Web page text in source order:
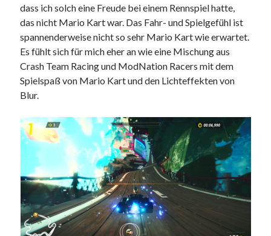
dass ich solch eine Freude bei einem Rennspiel hatte,
das nicht Mario Kart war. Das Fahr- und Spielgefühl ist
spannenderweise nicht so sehr Mario Kart wie erwartet.
Es fühlt sich für mich eher an wie eine Mischung aus
Crash Team Racing und ModNation Racers mit dem
Spielspaß von Mario Kart und den Lichteffekten von
Blur.